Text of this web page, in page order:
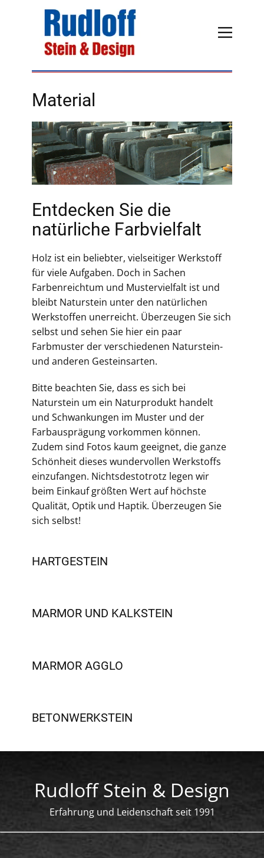
Material
Entdecken Sie die
natürliche Farbvielfalt
Holz ist ein beliebter, vielseitiger Werkstoff
für viele Aufgaben. Doch in Sachen
Farbenreichtum und Mustervielfalt ist und
bleibt Naturstein unter den natürlichen
Werkstoffen unerreicht. Überzeugen Sie sich
selbst und sehen Sie hier ein paar
Farbmuster der verschiedenen Naturstein-
und anderen Gesteinsarten.
Bitte beachten Sie, dass es sich bei
Naturstein um ein Naturprodukt handelt
und Schwankungen im Muster und der
Farbausprägung vorkommen können.
Zudem sind Fotos kaum geeignet, die ganze
Schönheit dieses wundervollen Werkstoffs
einzufangen. Nichtsdestotrotz legen wir
beim Einkauf größten Wert auf höchste
Qualität, Optik und Haptik. Überzeugen Sie
sich selbst!
HARTGESTEIN
MARMOR UND KALKSTEIN
MARMOR AGGLO
BETONWERKSTEIN
Rudloff Stein & Design
Erfahrung und Leidenschaft seit 1991